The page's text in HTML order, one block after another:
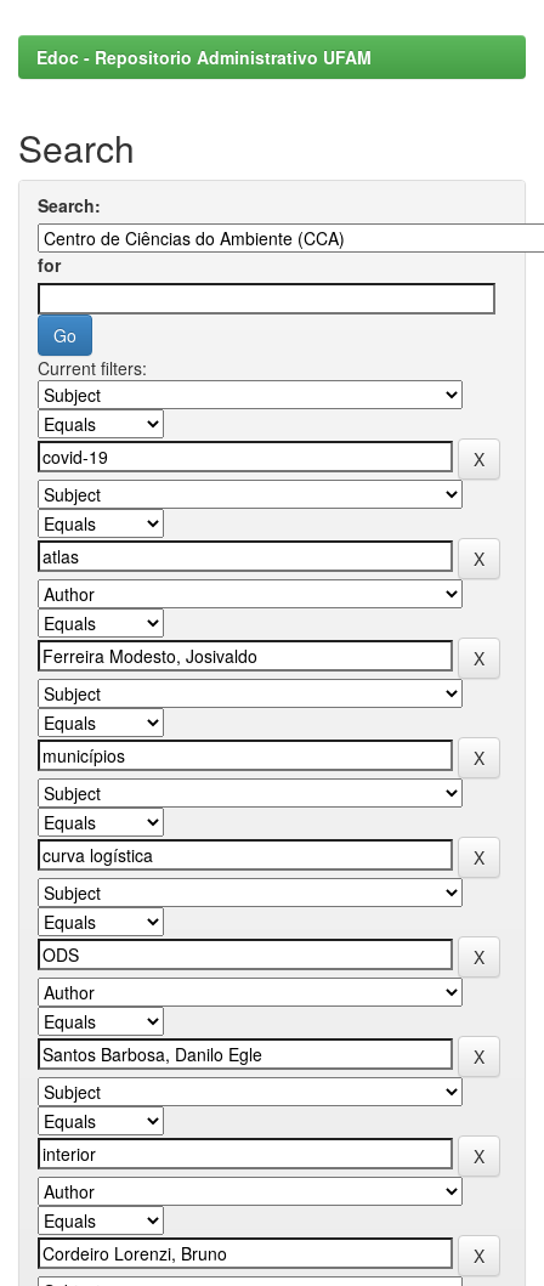
Edoc - Repositorio Administrativo UFAM
Search
Search:
for
Current filters: